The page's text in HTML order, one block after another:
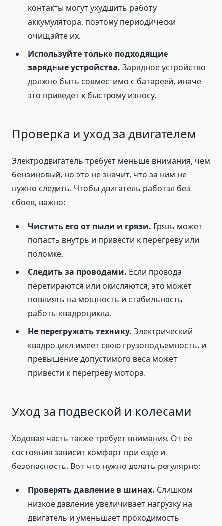
контакты могут ухудшить работу
аккумулятора, поэтому периодически
очищайте их.
Используйте только подходящие
зарядные устройства. Зарядное устройство
должно быть совместимо с батареей, иначе
это приведет к быстрому износу.
Проверка и уход за двигателем
Электродвигатель требует меньше внимания, чем
бензиновый, но это не значит, что за ним не
нужно следить. Чтобы двигатель работал без
сбоев, важно:
Чистить его от пыли и грязи. Грязь может
попасть внутрь и привести к перегреву или
поломке.
Следить за проводами. Если провода
перетираются или окисляются, это может
повлиять на мощность и стабильность
работы квадроцикла.
Не перегружать технику. Электрический
квадроцикл имеет свою грузоподъемность, и
превышение допустимого веса может
привести к перегреву мотора.
Уход за подвеской и колесами
Ходовая часть также требует внимания. От ее
состояния зависит комфорт при езде и
безопасность. Вот что нужно делать регулярно:
Проверять давление в шинах. Слишком
низкое давление увеличивает нагрузку на
двигатель и уменьшает проходимость